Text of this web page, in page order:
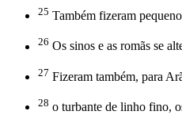
25 Também fizeram
26 Os sinos e as romãs se
27 Fizeram também, para
28 o turbante de linho fino,